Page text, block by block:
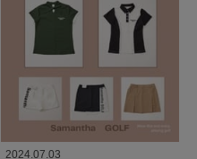
2024.07.03